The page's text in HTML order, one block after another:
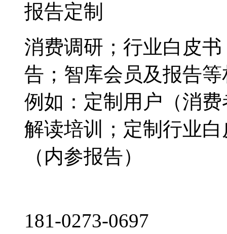
报告定制
消费调研；行业白皮
告；智库会员及报告
例如：定制用户（消
解读培训；定制行业
（内参报告）
181-0273-0697